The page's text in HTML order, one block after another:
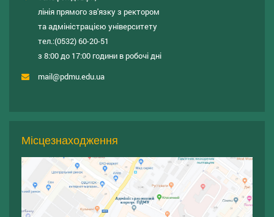
лінія прямого зв'язку з ректором
та адміністрацією університету
тел.:(0532) 60-20-51
з 8:00 до 17:00 години в робочі дні
mail@pdmu.edu.ua
Місцезнаходження